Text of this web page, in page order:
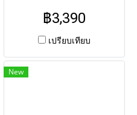
ผู้วายชนม์ครั้งสุดท้าย จัดโดย
ช่างมืออาชีพ จัดส่งตรงถึงศาลา
฿3,390
เปรียบเทียบ
New